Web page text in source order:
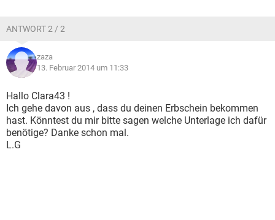
ANTWORT 2 / 2
zaza
13. Februar 2014 um 11:33
Hallo Clara43 !
Ich gehe davon aus , dass du deinen Erbschein bekommen
hast. Könntest du mir bitte sagen welche Unterlage ich dafür
benötige? Danke schon mal.
L.G